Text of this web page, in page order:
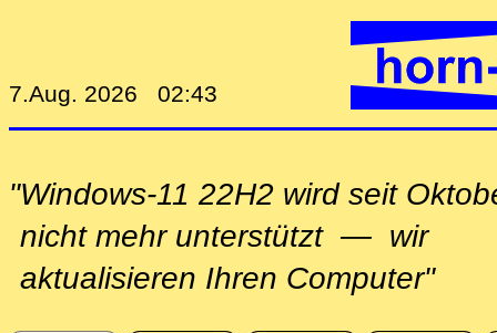
7.Aug. 2026 02:43
"Windows-11 22H2 wird seit
nicht mehr unterstützt — wir
aktualisieren Ihren Computer"